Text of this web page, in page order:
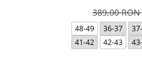
389,00 RON
48-49 36-37
41-42
42-43